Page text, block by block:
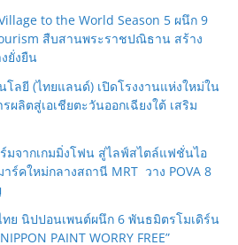
to the World Season 5 ผนึก 9
สืบสานพระราชปณิธาน สร้าง
ยั่งยืน
โลยี (ไทยแลนด์) เปิดโรงงานแห่งใหม่ใน
ลิตสู่เอเชียตะวันออกเฉียงใต้ เสริม
มจากเกมมิ่งโฟน สู่ไลฟ์สไตล์แฟชั่นไอ
ร์คใหม่กลางสถานี MRT วาง POVA 8
ทย นิปปอนเพนต์ผนึก 6 พันธมิตรโมเดิร์น
PAINT WORRY FREE”